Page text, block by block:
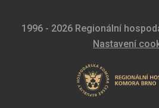
1996 - 2026 Regionální
Nastavení